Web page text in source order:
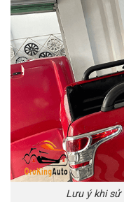
Lưu ý khi sử